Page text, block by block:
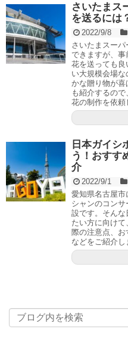
さいたまス
を送るには
2022/9/8
さいたまスー
できますが、事
花を送っても
い大規模会場
かな贈り物が
も紹介するの
花の制作を依頼
日本ガイシ
う！おすす
介
2022/9/1
愛知県名古屋市
シャンのコン
設です。そんな
たい方に向け
際の注意点、
などをご紹介し